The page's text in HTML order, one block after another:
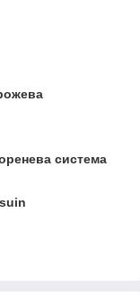
система